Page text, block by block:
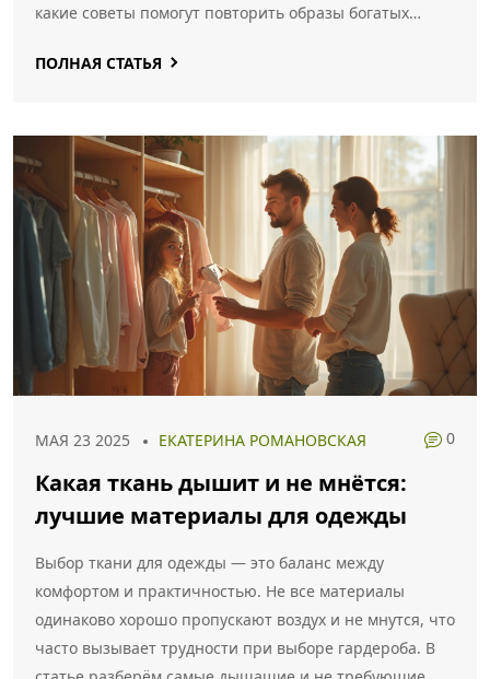
какие советы помогут повторить образы богатых
лайфхаки, как собрать свой первый олд мани-
ПОЛНАЯ СТАТЬЯ
МАЯ 23 2025 ЕКАТЕРИНА РОМАНОВСКАЯ 0
Какая ткань дышит и не мнётся:
лучшие материалы для одежды
Выбор ткани для одежды — это баланс между
комфортом и практичностью. Не все материалы
одинаково хорошо пропускают воздух и не мнутся, что
часто вызывает трудности при выборе гардероба. В